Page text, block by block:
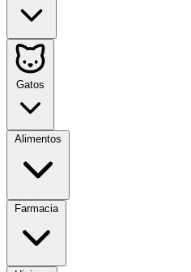
Gatos
Alimentos
Farmacia